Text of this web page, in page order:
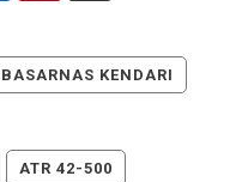
BASARNAS KENDARI
ATR 42-500